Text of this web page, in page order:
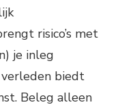
risico’s met
je inleg
biedt
Beleg alleen